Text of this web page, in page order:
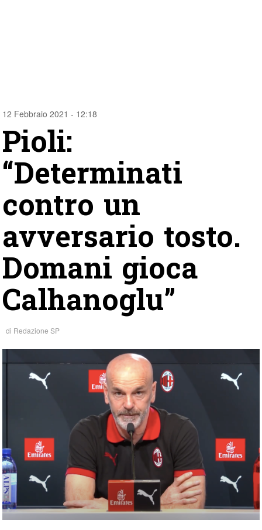
12 Febbraio 2021 - 12:18
Pioli:
“Determinati
contro un
avversario tosto.
Domani gioca
Calhanoglu”
di Redazione SP